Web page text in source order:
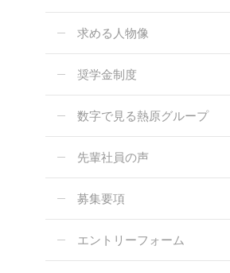
求める人物像
奨学金制度
数字で見る熱原グループ
先輩社員の声
募集要項
エントリーフォーム